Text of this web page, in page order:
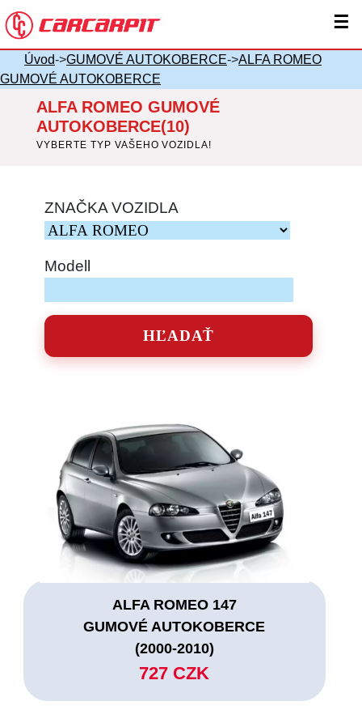
☰
Úvod->GUMOVÉ AUTOKOBERCE->ALFA ROMEO
GUMOVÉ AUTOKOBERCE
ALFA ROMEO GUMOVÉ
AUTOKOBERCE(10)
VYBERTE TYP VAŠEHO VOZIDLA!
ZNAČKA VOZIDLA
Modell
HĽADAŤ
ALFA ROMEO 147
GUMOVÉ AUTOKOBERCE
(2000-2010)
727 CZK